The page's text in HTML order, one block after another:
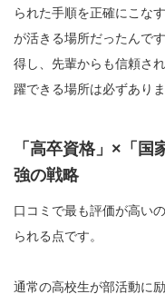
られた手順を正確にこな
が活きる場所だったんで
得し、先輩からも信頼さ
躍できる場所は必ずありま
「高卒資格」×「
強の戦略
口コミで最も評価が高い
られる点です。
通常の高校生が部活動に